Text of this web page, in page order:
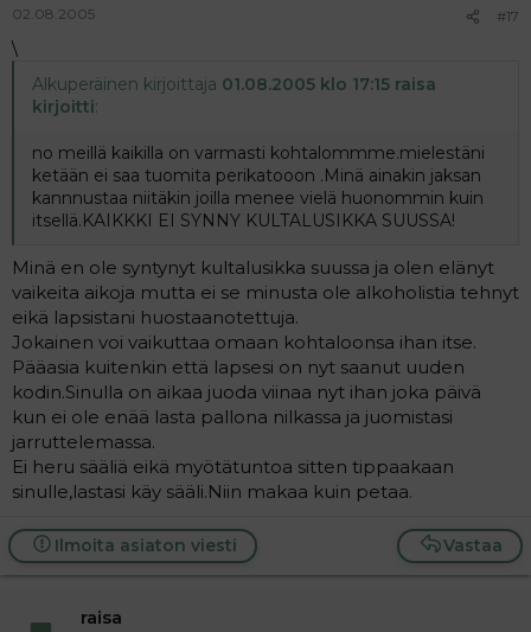
02.08.2005 #17
\
Alkuperäinen kirjoittaja 01.08.2005 klo 17:15 raisa
kirjoitti:
no meillä kaikilla on varmasti kohtalommme.mielestäni
ketään ei saa tuomita perikatooon .Minä ainakin jaksan
kannnustaa niitäkin joilla menee vielä huonommin kuin
itsellä.KAIKKKI EI SYNNY KULTALUSIKKA SUUSSA!
Minä en ole syntynyt kultalusikka suussa ja olen elänyt
vaikeita aikoja mutta ei se minusta ole alkoholistia tehnyt
eikä lapsistani huostaanotettuja.
Jokainen voi vaikuttaa omaan kohtaloonsa ihan itse.
Pääasia kuitenkin että lapsesi on nyt saanut uuden
kodin.Sinulla on aikaa juoda viinaa nyt ihan joka päivä
kun ei ole enää lasta pallona nilkassa ja juomistasi
jarruttelemassa.
Ei heru sääliä eikä myötätuntoa sitten tippaakaan
sinulle,lastasi käy sääli.Niin makaa kuin petaa.
Vastaa
Ilmoita asiaton viesti
raisa